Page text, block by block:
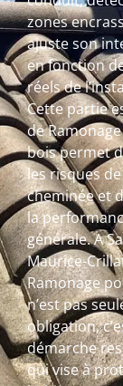
zones
ajuste son
en fonction
réels de
Cette partie
de
bois permet
les risques
cheminée et
la
générale. A
Maurice-
Ramonage
n’est pas
obligation,
démarche
qui vise à